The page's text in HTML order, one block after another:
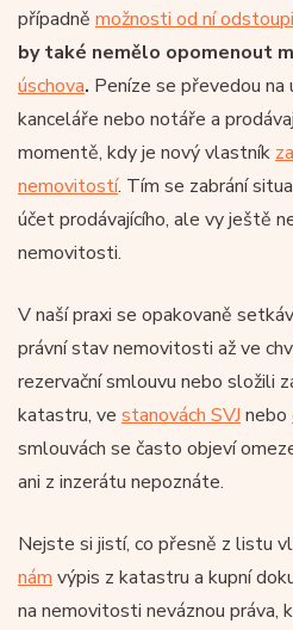
případně možnosti od ní
by také nemělo opomenout
úschova. Peníze se převedou
kanceláře nebo notáře a
momentě, kdy je nový vlastník
nemovitostí. Tím se zabrání
účet prodávajícího, ale vy ještě
nemovitosti.
V naší praxi se opakovaně
právní stav nemovitosti až ve
rezervační smlouvu nebo složili
katastru, ve stanovách SVJ nebo
smlouvách se často objeví
ani z inzerátu nepoznáte.
Nejste si jistí, co přesně z listu
nám výpis z katastru a kupní
na nemovitosti neváznou práva,